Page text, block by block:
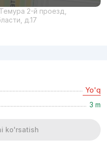
2-й проезд,
д.17
Yo'q
3 m
ko'rsatish